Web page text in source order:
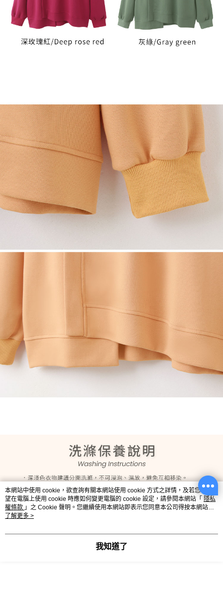
本網站中使用 cookie，欲查詢有關本網站使用 cookie 方式之詳情，及若您不希
望在電腦上使用 cookie 時應如何變更電腦的 cookie 設定，請參閱本網站「 隱私
權條款 」之 Cookie 聲明。您繼續使用本網站即表示您同意本公司得按本網站使
用條款之 Cookie 聲明使用 cookie。
了解更多 >
我知道了